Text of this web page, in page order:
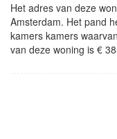
Het adres van deze
Amsterdam. Het pand
kamers kamers
van deze woning is €